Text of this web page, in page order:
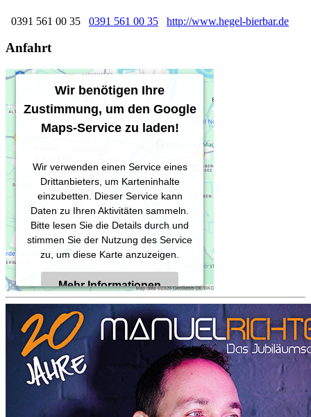
0391 561 00 35 0391 561 00 35 http://www.hegel-bierbar.de
Anfahrt
Wir benötigen Ihre
Zustimmung, um den Google
Maps-Service zu laden!
Wir verwenden einen Service eines
Drittanbieters, um Karteninhalte
einzubetten. Dieser Service kann
Daten zu Ihren Aktivitäten sammeln.
Bitte lesen Sie die Details durch und
stimmen Sie der Nutzung des Service
zu, um diese Karte anzuzeigen.
Mehr Informationen
Akzeptieren
Powered by
Usercentrics Consent
Management Platform